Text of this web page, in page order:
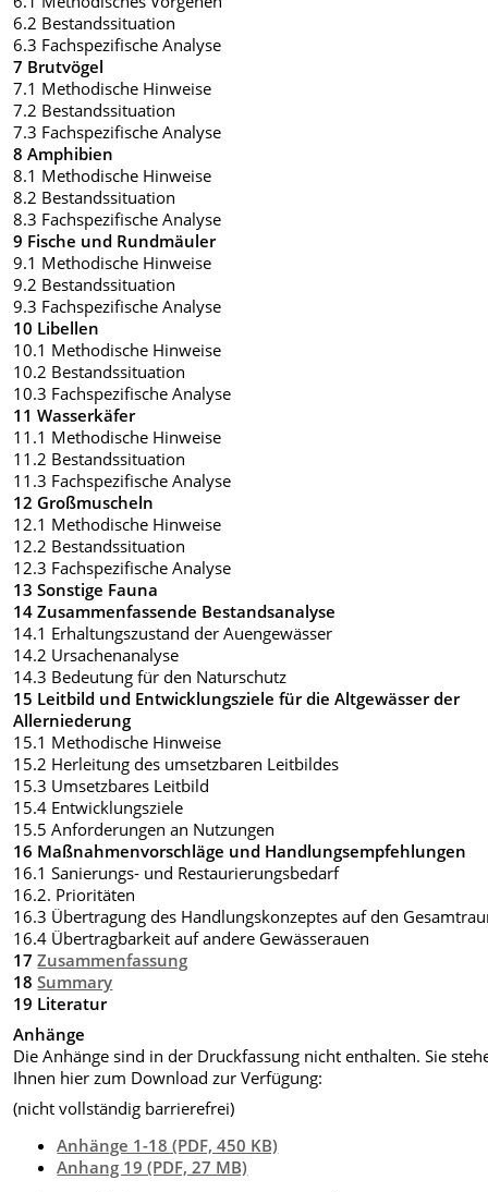
6.2 Bestandssituation
6.3 Fachspezifische Analyse
7 Brutvögel
7.1 Methodische Hinweise
7.2 Bestandssituation
7.3 Fachspezifische Analyse
8 Amphibien
8.1 Methodische Hinweise
8.2 Bestandssituation
8.3 Fachspezifische Analyse
9 Fische und Rundmäuler
9.1 Methodische Hinweise
9.2 Bestandssituation
9.3 Fachspezifische Analyse
10 Libellen
10.1 Methodische Hinweise
10.2 Bestandssituation
10.3 Fachspezifische Analyse
11 Wasserkäfer
11.1 Methodische Hinweise
11.2 Bestandssituation
11.3 Fachspezifische Analyse
12 Großmuscheln
12.1 Methodische Hinweise
12.2 Bestandssituation
12.3 Fachspezifische Analyse
13 Sonstige Fauna
14 Zusammenfassende Bestandsanalyse
14.1 Erhaltungszustand der Auengewässer
14.2 Ursachenanalyse
14.3 Bedeutung für den Naturschutz
15 Leitbild und Entwicklungsziele für die Altgewässer der
Allerniederung
15.1 Methodische Hinweise
15.2 Herleitung des umsetzbaren Leitbildes
15.3 Umsetzbares Leitbild
15.4 Entwicklungsziele
15.5 Anforderungen an Nutzungen
16 Maßnahmenvorschläge und Handlungsempfehlungen
16.1 Sanierungs- und Restaurierungsbedarf
16.2. Prioritäten
16.3 Übertragung des Handlungskonzeptes auf den
16.4 Übertragbarkeit auf andere Gewässerauen
17Zusammenfassung
18Summary
19 Literatur
Anhänge
Die Anhänge sind in der Druckfassung nicht enthalten. Sie
Ihnen hier zum Download zur Verfügung:
(nicht vollständig barrierefrei)
Anhänge 1-18 (PDF, 450 KB)
Anhang 19 (PDF, 27 MB)